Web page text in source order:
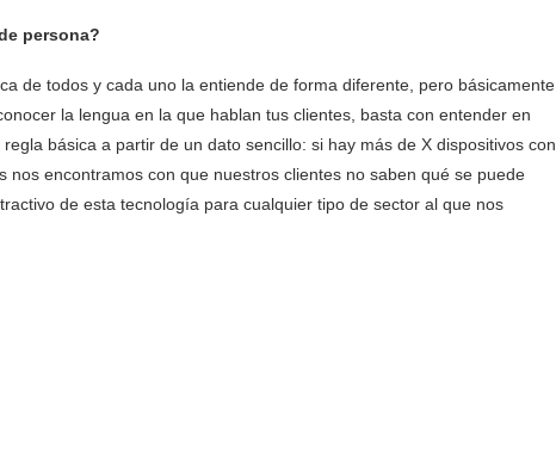
persona?
de todos y cada uno la entiende de forma diferente, pero básicamente
la lengua en la que hablan tus clientes, basta con entender en
básica a partir de un dato sencillo: si hay más de X dispositivos con
encontramos con que nuestros clientes no saben qué se puede
de esta tecnología para cualquier tipo de sector al que nos